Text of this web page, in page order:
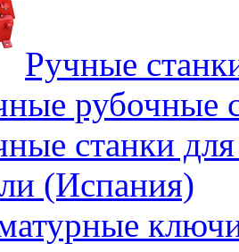
Ручные
рубочные
станки
(Испания)